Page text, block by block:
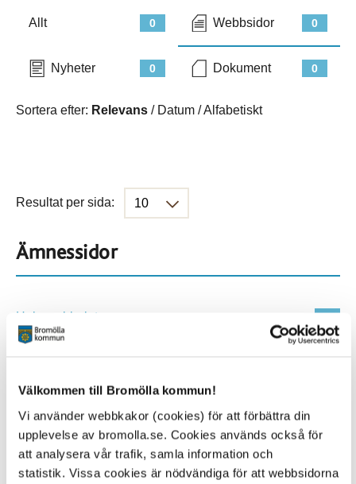
Välkommen till Bromölla kommun!
Vi använder webbkakor (cookies) för att förbättra din
upplevelse av bromolla.se. Cookies används också för
att analysera vår trafik, samla information och
statistik. Vissa cookies är nödvändiga för att webbsidorna
0
Allt 0
Webbsidor
0
Nyheter 0
Dokument
Sortera efter: Relevans / Datum /Alfabetiskt
Resultat per sida:
Ämnessidor
500
Hela webbplatsen
500
Alla platser